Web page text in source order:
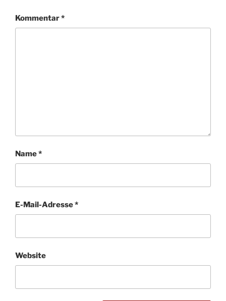
Kommentar*
Name*
E-Mail-Adresse*
Website